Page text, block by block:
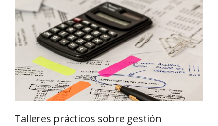
Talleres prácticos sobre gestión